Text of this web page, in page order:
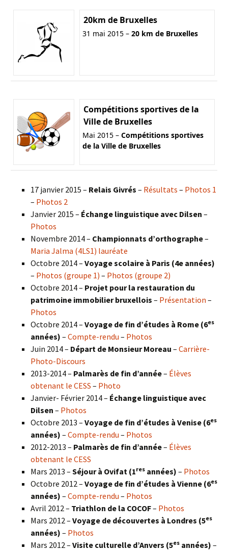
20km de Bruxelles
31 mai 2015 – 20 km de Bruxelles
Compétitions sportives de la
Ville de Bruxelles
Mai 2015 – Compétitions sportives
de la Ville de Bruxelles
17 janvier 2015 – Relais Givrés – Résultats – Photos 1
– Photos 2
Janvier 2015 – Échange linguistique avec Dilsen –
Photos
Novembre 2014 – Championnats d’orthographe–
Maria Jalma (4LS1) lauréate
Octobre 2014 – Voyage scolaire à Paris (4e années)
– Photos (groupe 1) – Photos (groupe 2)
Octobre 2014 – Projet pour la restauration du
patrimoine immobilier bruxellois – Présentation –
Photos
Octobre 2014 – Voyage de fin d’études à Rome (6es
années) – Compte-rendu – Photos
Juin 2014 – Départ de Monsieur Moreau – Carrière-
Photo-Discours
2013-2014 – Palmarès de fin d’année– Élèves
obtenant le CESS – Photo
Janvier- Février 2014 – Échange linguistique avec
Dilsen – Photos
Octobre 2013 – Voyage de fin d’études à Venise (6es
années) – Compte-rendu – Photos
2012-2013 – Palmarès de fin d’année– Élèves
obtenant le CESS
Mars 2013 – Séjour à Ovifat (1res années) – Photos
Octobre 2012 – Voyage de fin d’études à Vienne (6es
années) – Compte-rendu – Photos
Avril 2012 – Triathlon de la COCOF– Photos
Mars 2012 – Voyage de découvertes à Londres (5es
années) – Photos
Mars 2012 – Visite culturelle d’Anvers (5es années) –